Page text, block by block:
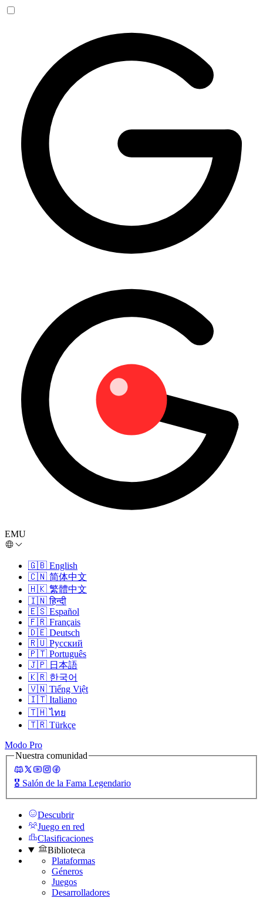
EMU
🇬🇧 English
🇨🇳 简体中文
🇭🇰 繁體中文
🇮🇳 हिन्दी
🇪🇸 Español
🇫🇷 Français
🇩🇪 Deutsch
🇷🇺 Русский
🇵🇹 Português
🇯🇵 日本語
🇰🇷 한국어
🇻🇳 Tiếng Việt
🇮🇹 Italiano
🇹🇭 ไทย
🇹🇷 Türkçe
Modo Pro
Nuestra comunidad
🎖️ Salón de la Fama Legendario
Descubrir
Juego en red
Clasificaciones
Biblioteca
Plataformas
Géneros
Juegos
Desarrolladores